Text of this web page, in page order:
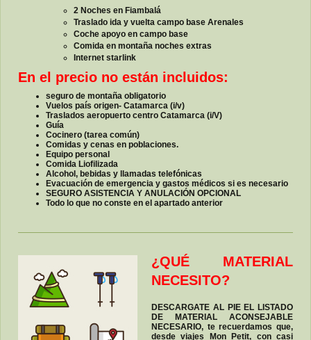
2 Noches en Fiambalá
Traslado ida y vuelta campo base Arenales
Coche apoyo en campo base
Comida en montaña noches extras
Internet starlink
En el precio no están incluidos:
seguro de montaña obligatorio
Vuelos país origen- Catamarca (i/v)
Traslados aeropuerto centro Catamarca (i/V)
Guía
Cocinero (tarea común)
Comidas y cenas en poblaciones.
Equipo personal
Comida Liofilizada
Alcohol, bebidas y llamadas telefónicas
Evacuación de emergencia y gastos médicos si es necesario
SEGURO ASISTENCIA Y ANULACIÓN OPCIONAL
Todo lo que no conste en el apartado anterior
¿QUÉ MATERIAL
NECESITO?
DESCARGATE AL PIE EL LISTADO
DE MATERIAL ACONSEJABLE
NECESARIO, te recuerdamos que,
desde viajes Mon Petit, con casi